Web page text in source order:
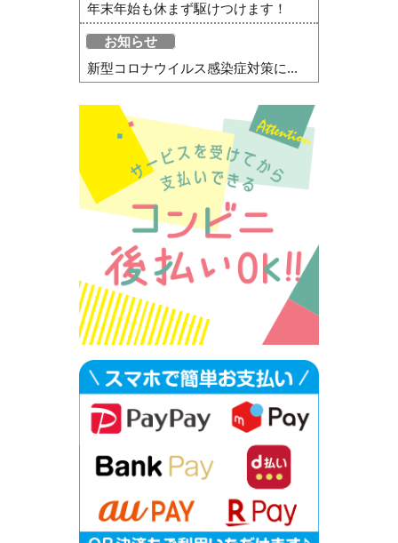
年末年始も休まず駆けつけます！
お知らせ
新型コロナウイルス感染症対策に...